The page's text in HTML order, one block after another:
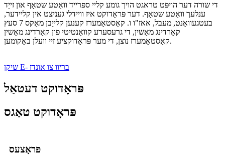
די שורה דער הויפּט טראגט הויך גומע קליי ספּרייד וואַטע שטאָף און זייַד
ענלעך וואַטע שטאָף. דער פּראָדוקט איז וויידלי געניצט אין קליידער,
בעטגעוואַנט, מעבל, אאז"ו ו. קאַסטאַמערז קענען קלייַבן מאַקס 7 סעץ
קאַרדינג מאַשין, די גרעסערע קוואַנטיטי פון קאַרדינג מאַשין
קאַסטאַמערז נוצן, די מער פּראָדוקציע זיי וועלן באַקומען.
שיקן E- בריוו צו אונדז
פּראָדוקט דעטאַל
פּראָדוקט טאַגס
פּראָצעס